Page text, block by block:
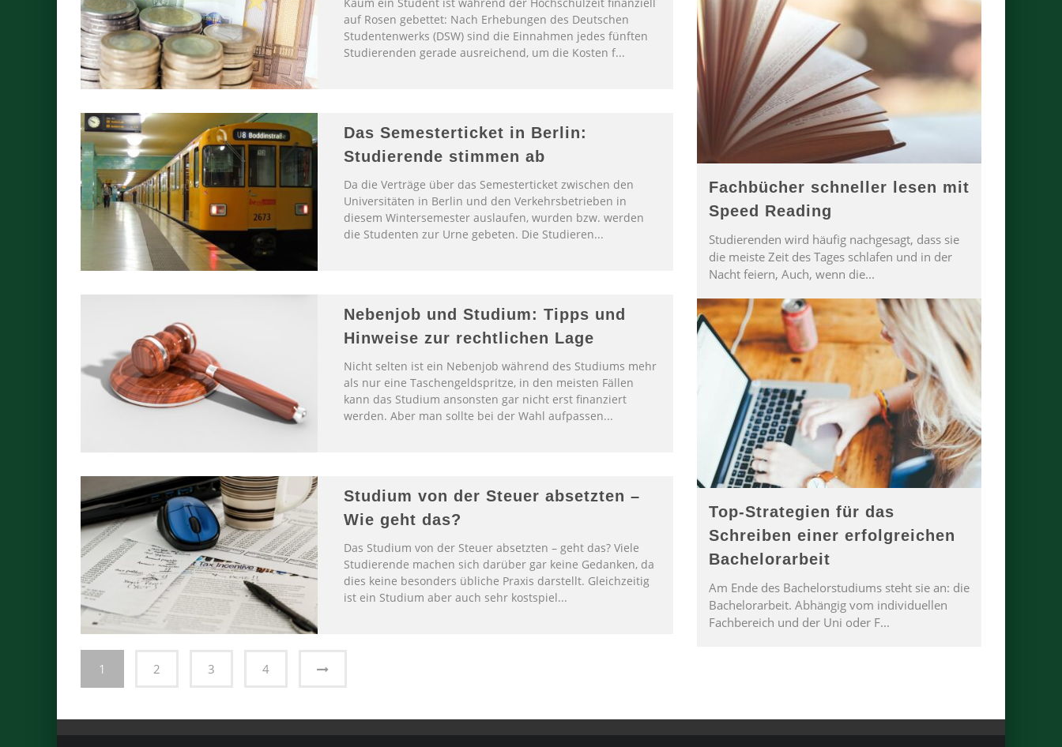
auf Rosen gebettet: Nach Erhebungen des Deutschen
Studentenwerks (DSW) sind die Einnahmen jedes fünften
Studierenden gerade ausreichend, um die Kosten f...
Das Semesterticket in Berlin:
Studierende stimmen ab
Da die Verträge über das Semesterticket zwischen den
Universitäten in Berlin und den Verkehrsbetrieben in
diesem Wintersemester auslaufen, wurden bzw. werden
die Studenten zur Urne gebeten. Die Studieren...
Nebenjob und Studium: Tipps und
Hinweise zur rechtlichen Lage
Nicht selten ist ein Nebenjob während des Studiums mehr
als nur eine Taschengeldspritze, in den meisten Fällen
kann das Studium ansonsten gar nicht erst finanziert
werden. Aber man sollte bei der Wahl aufpassen...
Studium von der Steuer absetzten –
Wie geht das?
Das Studium von der Steuer absetzten – geht das? Viele
Studierende machen sich darüber gar keine Gedanken, da
dies keine besonders übliche Praxis darstellt. Gleichzeitig
ist ein Studium aber auch sehr kostspiel...
1 2 3 4
Fachbücher schneller lesen mit
Speed Reading
Studierenden wird häufig nachgesagt, dass sie
die meiste Zeit des Tages schlafen und in der
Nacht feiern, Auch, wenn die...
Top-Strategien für das
Schreiben einer erfolgreichen
Bachelorarbeit
Am Ende des Bachelorstudiums steht sie an: die
Bachelorarbeit. Abhängig vom individuellen
Fachbereich und der Uni oder F...